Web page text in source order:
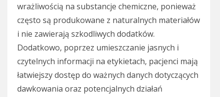
wrażliwością na substancje chemiczne, ponieważ
często są produkowane z naturalnych materiałów
i nie zawierają szkodliwych dodatków.
Dodatkowo, poprzez umieszczanie jasnych i
czytelnych informacji na etykietach, pacjenci mają
łatwiejszy dostęp do ważnych danych dotyczących
dawkowania oraz potencjalnych działań